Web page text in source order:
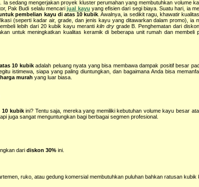
sedang mengerjakan proyek kluster perumahan yang membutuhkan volume
Pak Budi selalu mencarijual kayu yang efisien dari segi biaya. Suatu hari, ia
pembelian kayu di atas 10 kubik . Awalnya, ia sedikit ragu, khawatir
(seperti kadar air, grade, dan jenis kayu yang ditawarkan dalam promo), ia
lebih dari 20 kubik kayu meranti kiln drygrade B. Penghematan dari
untuk meningkatkan kualitas keramik di beberapa unit rumah dan membeli
10 kubikadalah peluang nyata yang bisa membawa dampak positif besar
istimewa, siapa yang paling diuntungkan, dan bagaimana Anda bisa
harga murah yang luar biasa.
10 kubikini? Tentu saja, mereka yang memiliki kebutuhan volume kayu besar
juga sangat menguntungkan bagi berbagai segmen profesional.
daridiskon 30% ini.
ruko, atau gedung komersial membutuhkan puluhan bahkan ratusan kubik